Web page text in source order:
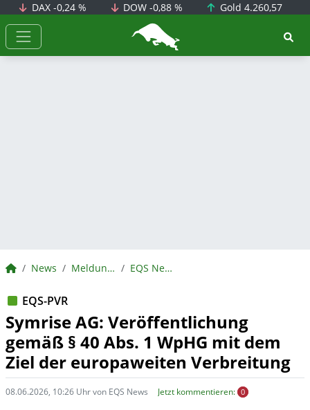
DAX -0,24 % DOW-0,88 % Gold 4.260,57
BörsenNEWS.de
BörsenNEWS.de
News Meldungen EQS News
EQS-PVR
Symrise AG: Veröffentlichung
gemäß § 40 Abs. 1 WpHG mit dem
Ziel der europaweiten Verbreitung
08.06.2026, 10:26 Uhr von EQS News Jetzt kommentieren: 0